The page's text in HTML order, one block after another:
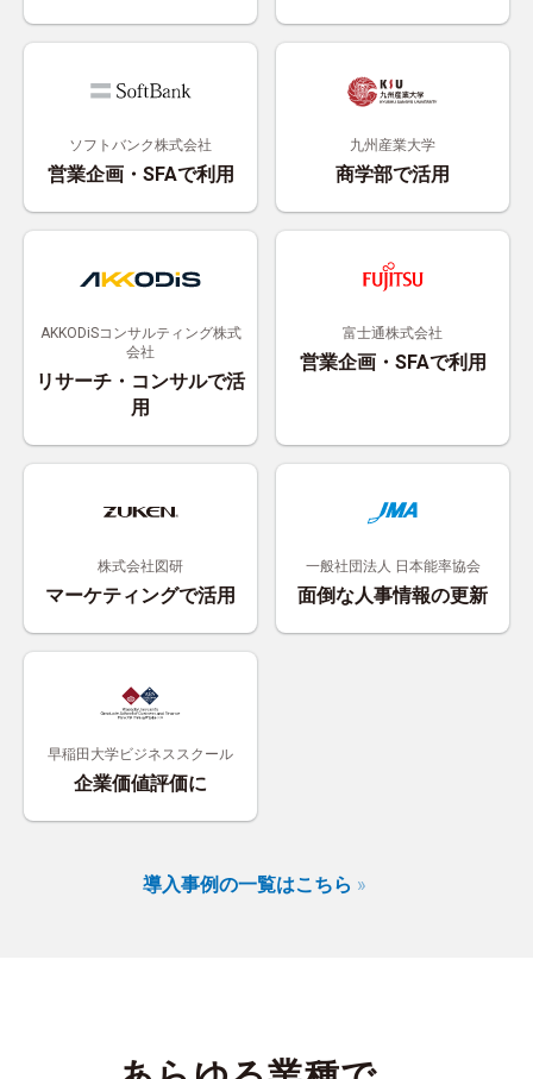
ソフトバンク株式会社
営業企画・SFAで利用
九州産業大学
商学部で活用
AKKODiSコンサルティング株式
会社
リサーチ・コンサルで活
用
富士通株式会社
営業企画・SFAで利用
株式会社図研
マーケティングで活用
一般社団法人 日本能率協会
面倒な人事情報の更新
早稲田大学ビジネススクール
企業価値評価に
導入事例の一覧はこちら